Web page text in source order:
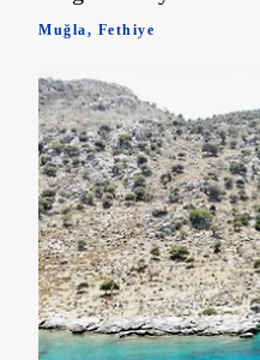
Muğla, Fethiye